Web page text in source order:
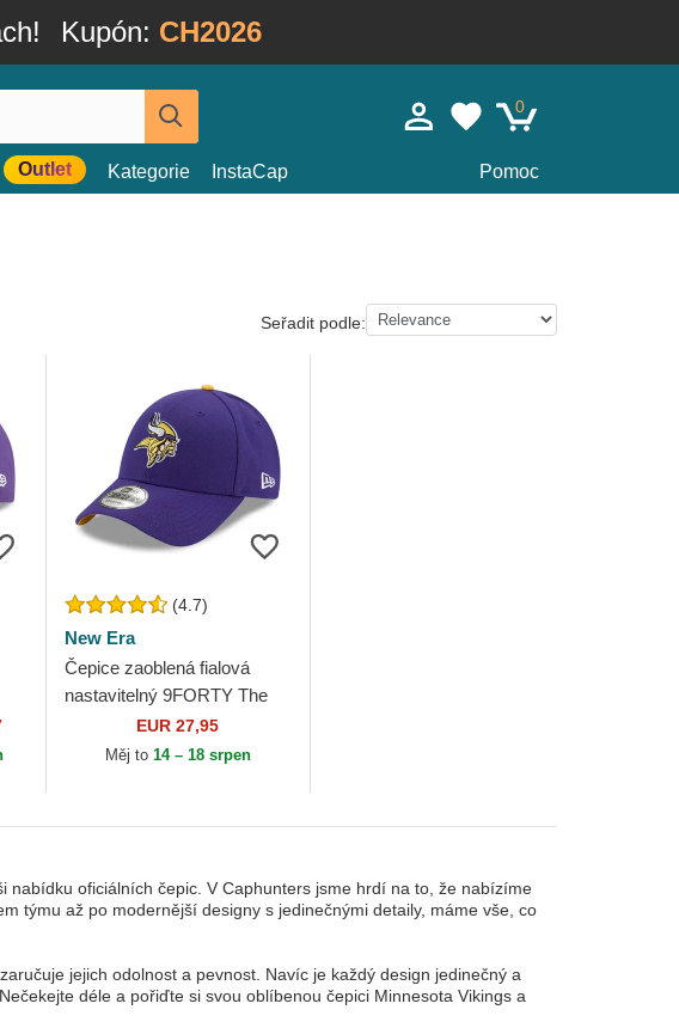
Kupón: CH2026
0
Outlet Kategorie InstaCap Pomoc
Seřadit podle:
(4.7)
New Era
Čepice zaoblená fialová
nastavitelný 9FORTY The
League Minnesota Vikings
NFL New Era
EUR 27,95
Měj to 14 – 18 srpen
nabídku oficiálních čepic. V Caphunters jsme hrdí na to, že nabízíme
týmu až po modernější designy s jedinečnými detaily, máme vše, co
jejich odolnost a pevnost. Navíc je každý design jedinečný a
déle a pořiďte si svou oblíbenou čepici Minnesota Vikings a